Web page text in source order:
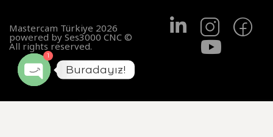
Mastercam Türkiye 2026
powered by Ses3000 CNC ©
All rights reserved.
Buradayız!
1